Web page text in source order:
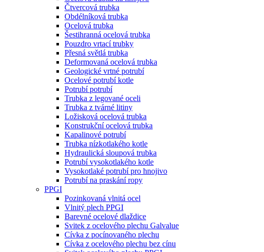
Čtvercová trubka
Obdélníková trubka
Ocelová trubka
Šestihranná ocelová trubka
Pouzdro vrtací trubky
Přesná světlá trubka
Deformovaná ocelová trubka
Geologické vrtné potrubí
Ocelové potrubí kotle
Potrubí potrubí
Trubka z legované oceli
Trubka z tvárné litiny
Ložisková ocelová trubka
Konstrukční ocelová trubka
Kapalinové potrubí
Trubka nízkotlakého kotle
Hydraulická sloupová trubka
Potrubí vysokotlakého kotle
Vysokotlaké potrubí pro hnojivo
Potrubí na praskání ropy
PPGI
Pozinkovaná vlnitá ocel
Vlnitý plech PPGI
Barevné ocelové dlaždice
Svitek z ocelového plechu Galvalue
Cívka z pocínovaného plechu
Cívka z ocelového plechu bez cínu